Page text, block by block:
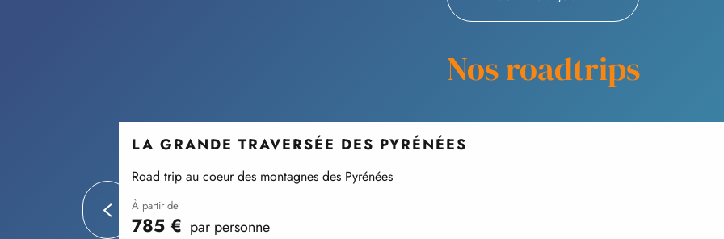
Nos roadtrips
LA GRANDE TRAVERSÉE DES PYRÉNÉES
Road trip au coeur des montagnes des Pyrénées
à partir de
785 € par personne